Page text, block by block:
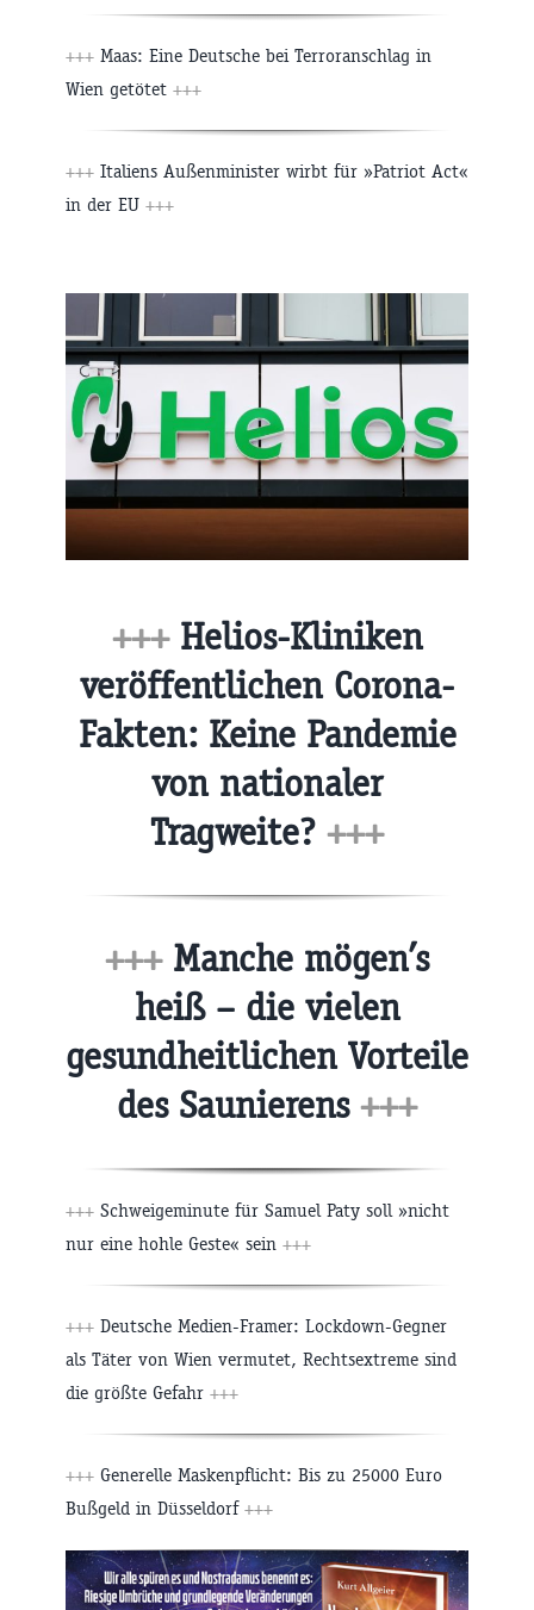
+++ Maas: Eine Deutsche bei Terroranschlag in
Wien getötet +++
+++ Italiens Außenminister wirbt für »Patriot Act«
in der EU +++
+++Helios-Kliniken
veröffentlichen Corona-
Fakten: Keine Pandemie
von nationaler
Tragweite? +++
+++Manche mögen’s
heiß – die vielen
gesundheitlichen Vorteile
des Saunierens +++
+++ Schweigeminute für Samuel Paty soll »nicht
nur eine hohle Geste« sein +++
+++ Deutsche Medien-Framer: Lockdown-Gegner
als Täter von Wien vermutet, Rechtsextreme sind
die größte Gefahr +++
+++ Generelle Maskenpflicht: Bis zu 25000 Euro
Bußgeld in Düsseldorf +++